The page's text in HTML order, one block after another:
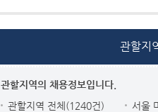
관할지
관할지역의 채용정보입니다.
관할지역 전체(1240건)
서울